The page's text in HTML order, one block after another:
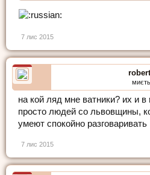
7 лис 2015
на кой ляд мне ватники? их и в
просто людей со львовщины,
умеют спокойно разговаривать
7 лис 2015